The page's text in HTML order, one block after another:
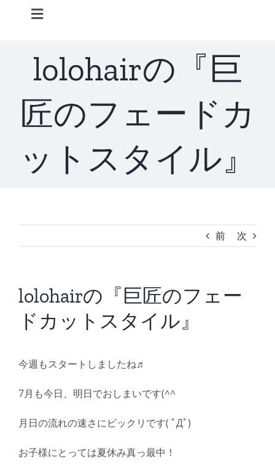
Toggle
STAFF
CONCEPT
ACCESS
BLOG
Reservation
lolohairの『巨
匠のフェードカ
ットスタイル』
前 次
lolohairの『巨匠のフェー
ドカットスタイル』
今週もスタートしましたね♬
7月も今日、明日でおしまいです(^^ゞ
月日の流れの速さにビックリです( ﾟДﾟ)
お子様にとっては夏休み真っ最中！